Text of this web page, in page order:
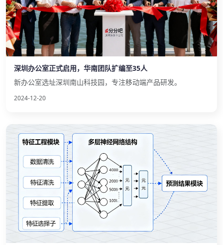
深圳办公室正式启用，华南团队扩编至35人
新办公室选址深圳南山科技园，专注移动端产品研发。
2024-12-20